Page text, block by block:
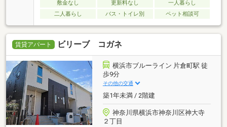
敷金なし 更新料なし
一人暮らし
二人暮らし
バス・トイレ別 ペット相談可
賃貸アパート ビリーブ コガネ
横浜市ブルーライン 片倉町駅 徒
歩9分
その他の交通
築1年未満 / 2階建
神奈川県横浜市神奈川区神大寺
２丁目